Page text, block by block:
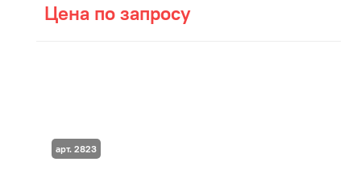
Цена по запросу
арт. 2823